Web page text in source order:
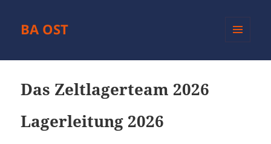
BA OST
Das Zeltlagerteam 2026
Lagerleitung 2026